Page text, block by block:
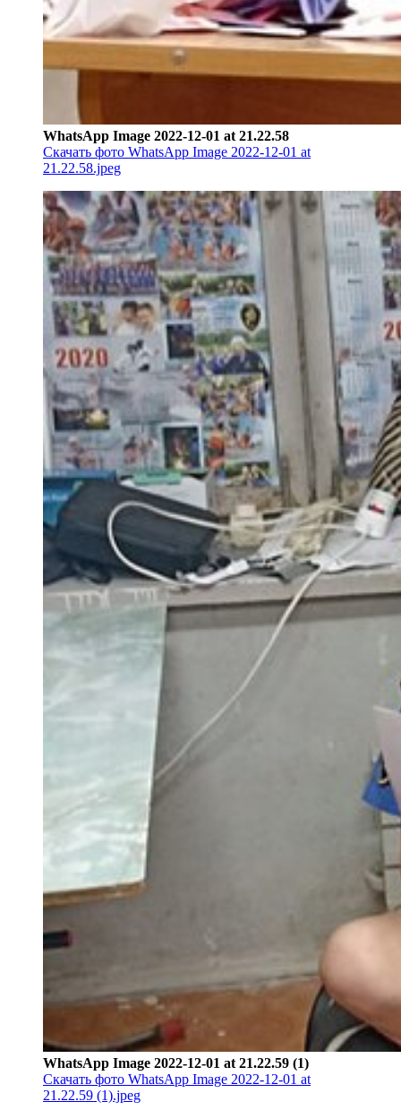
WhatsApp Image 2022-12-01 at 21.22.58
Скачать фото WhatsApp Image 2022-12-01 at
21.22.58.jpeg
WhatsApp Image 2022-12-01 at 21.22.59 (1)
Скачать фото WhatsApp Image 2022-12-01 at
21.22.59 (1).jpeg